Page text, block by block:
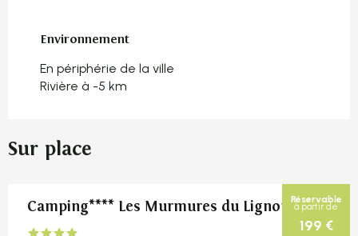
Environnement
Environnement
En périphérie de la ville
Rivière à -5 km
Sur place
à partir de
199 €
Camping**** Les Murmures du Lignon Réservable